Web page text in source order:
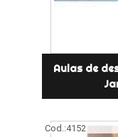
Aulas de
Cod.:4152